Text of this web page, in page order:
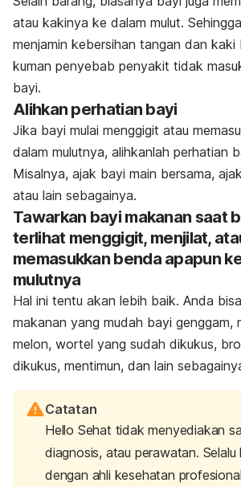
atau kakinya ke dalam mulut.
menjamin kebersihan tangan dan kaki
kuman penyebab penyakit tidak
bayi.
Alihkan perhatian bayi
Jika bayi mulai menggigit atau
dalam mulutnya, alihkanlah perhatian
Misalnya, ajak bayi main bersama,
atau lain sebagainya.
Tawarkan bayi makanan saat
terlihat menggigit, menjilat,
memasukkan benda apapun
mulutnya
Hal ini tentu akan lebih baik. Anda
makanan yang mudah bayi genggam,
melon, wortel yang sudah dikukus,
dikukus, mentimun, dan lain
Catatan
Hello Sehat tidak menyediakan
diagnosis, atau perawatan. Selalu
dengan ahli kesehatan